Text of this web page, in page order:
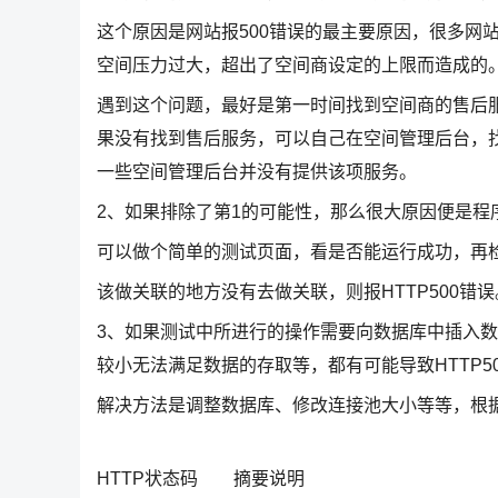
这个原因是网站报500错误的最主要原因，很多网
空间压力过大，超出了空间商设定的上限而造成的
遇到这个问题，最好是第一时间找到空间商的售
果没有找到售后服务，可以自己在空间管理后台，
一些空间管理后台并没有提供该项服务。
2、如果排除了第1的可能性，那么很大原因便是程
可以做个简单的测试页面，看是否能运行成功，
该做关联的地方没有去做关联，则报HTTP500错
3、如果测试中所进行的操作需要向数据库中插入
较小无法满足数据的存取等，都有可能导致
解决方法是调整数据库、修改连接池大小等等，根
HTTP状态码 摘要说明